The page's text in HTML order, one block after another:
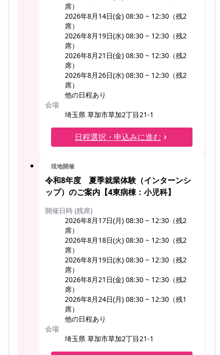
席）
2026年8月14日(金) 08:30 ~ 12:30（残2
席）
2026年8月19日(水) 08:30 ~ 12:30（残2
席）
2026年8月21日(金) 08:30 ~ 12:30（残2
席）
2026年8月26日(水) 08:30 ~ 12:30（残2
席）
他の日程あり
会場
埼玉県 草加市草加2丁目21-1
日程選択・申込みに進む
現地開催
令和8年度 夏季就業体験（インターンシ
ップ）のご案内【4東病棟：小児科】
開催日時 (残席)
2026年8月17日(月) 08:30 ~ 12:30（残2
席）
2026年8月18日(火) 08:30 ~ 12:30（残2
席）
2026年8月19日(水) 08:30 ~ 12:30（残2
席）
2026年8月21日(金) 08:30 ~ 12:30（残2
席）
2026年8月24日(月) 08:30 ~ 12:30（残1
席）
他の日程あり
会場
埼玉県 草加市草加2丁目21-1